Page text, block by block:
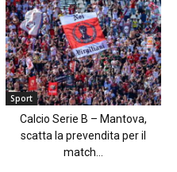
Sport
Calcio Serie B – Mantova,
scatta la prevendita per il
match...